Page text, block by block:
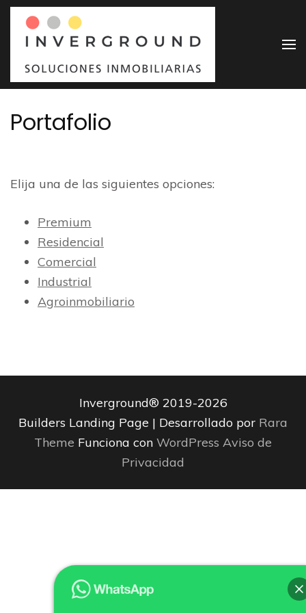
Saltar
contenido
(presiona
la
Intro)
Soluciones
Portafolio
Elija una de las siguientes opciones:
Premium
Residencial
Comercial
Industrial
Agroinmobiliario
Inverground® 2019-2026
Builders Landing Page | Desarrollado por Rara
Theme Funciona con WordPress Aviso de
Privacidad